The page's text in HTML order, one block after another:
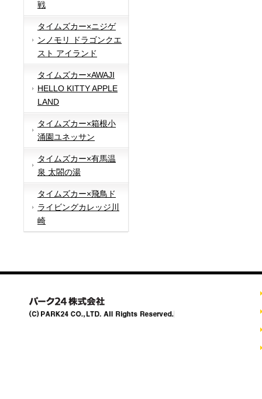
戦
タイムズカー×ニジゲ
ンノモリ ドラゴンクエ
スト アイランド
タイムズカー×AWAJI
HELLO KITTY APPLE
LAND
タイムズカー×箱根小
涌園ユネッサン
タイムズカー×有馬温
泉 太閤の湯
タイムズカー×飛鳥ド
ライビングカレッジ川
崎